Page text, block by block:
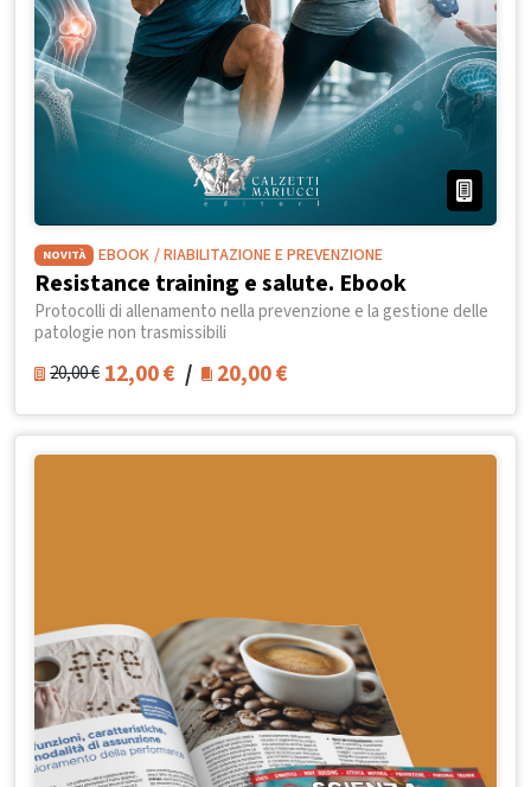
NOVITÀ EBOOK / RIABILITAZIONE E PREVENZIONE
Resistance training e salute. Ebook
Protocolli di allenamento nella prevenzione e la gestione delle
patologie non trasmissibili
20,00€ 12,00€ / 20,00€